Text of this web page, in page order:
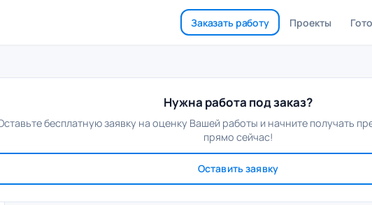
Заказать работу Проекты
Нужна работа под заказ?
бесплатную заявку на оценку Вашей работы и начните получать
прямо сейчас!
Оставить заявку